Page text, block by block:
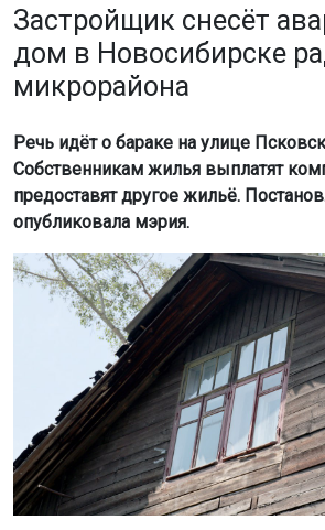
Застройщик снесёт
дом в Новосибирске
микрорайона
Речь идёт о бараке на улице
Собственникам жилья выплатят
предоставят другое жильё.
опубликовала мэрия.